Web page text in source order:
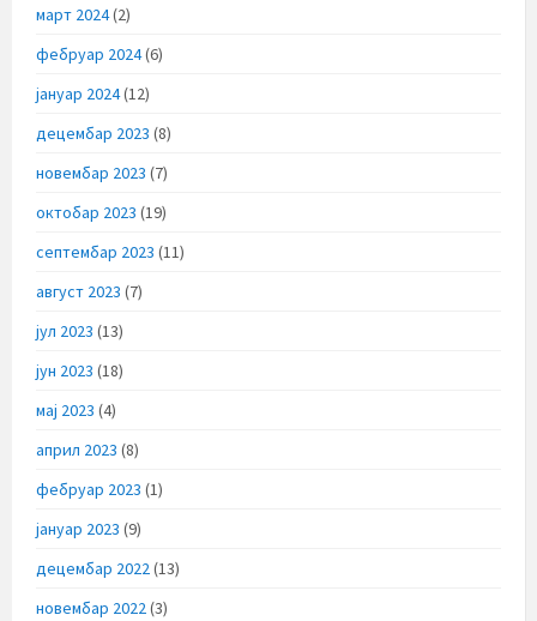
март 2024(2)
фебруар 2024(6)
јануар 2024(12)
децембар 2023 (8)
новембар 2023 (7)
октобар 2023 (19)
септембар 2023 (11)
август 2023 (7)
јул 2023 (13)
јун 2023 (18)
мај 2023 (4)
април 2023 (8)
фебруар 2023 (1)
јануар 2023 (9)
децембар 2022(13)
новембар 2022(3)